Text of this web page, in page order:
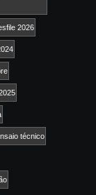
2026
técnico